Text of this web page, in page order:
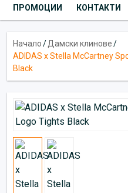
ПРОМОЦИИ КОНТАКТИ
Начало/Дамски клинове/
ADIDAS x Stella McCartney
Black